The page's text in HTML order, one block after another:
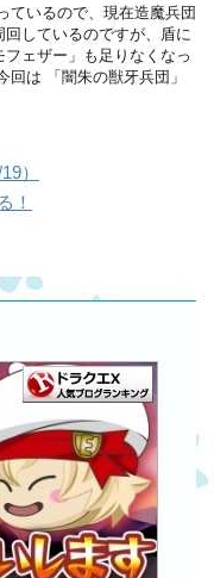
ているので、現在造魔兵団
しているのですが、盾に
ェザー」も足りなくなっ
は 「闇朱の獣牙兵団」
）
！